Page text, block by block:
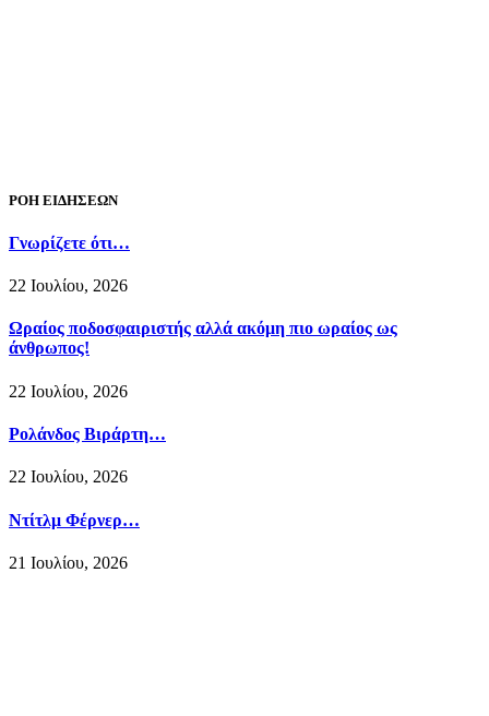
ΡΟΗ ΕΙΔΗΣΕΩΝ
Γνωρίζετε ότι…
22 Ιουλίου, 2026
Ωραίος ποδοσφαιριστής αλλά ακόμη πιο ωραίος ως
άνθρωπος!
22 Ιουλίου, 2026
Ρολάνδος Βιράρτη…
22 Ιουλίου, 2026
Ντίτλμ Φέρνερ…
21 Ιουλίου, 2026